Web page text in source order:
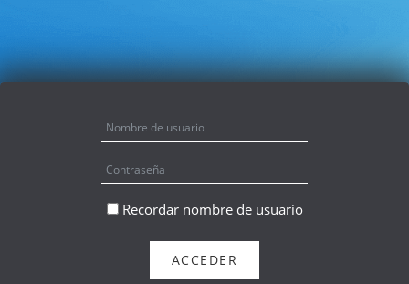
Nombre de usuario
Recordar nombre de usuario
ACCEDER